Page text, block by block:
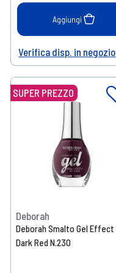
Aggiungi
Help
Verifica disp. in negozio
SUPER PREZZO
Deborah
Deborah Smalto Gel Effect
Dark Red N.230